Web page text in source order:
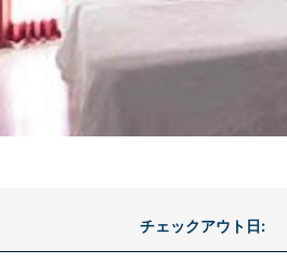
チェックアウト日: